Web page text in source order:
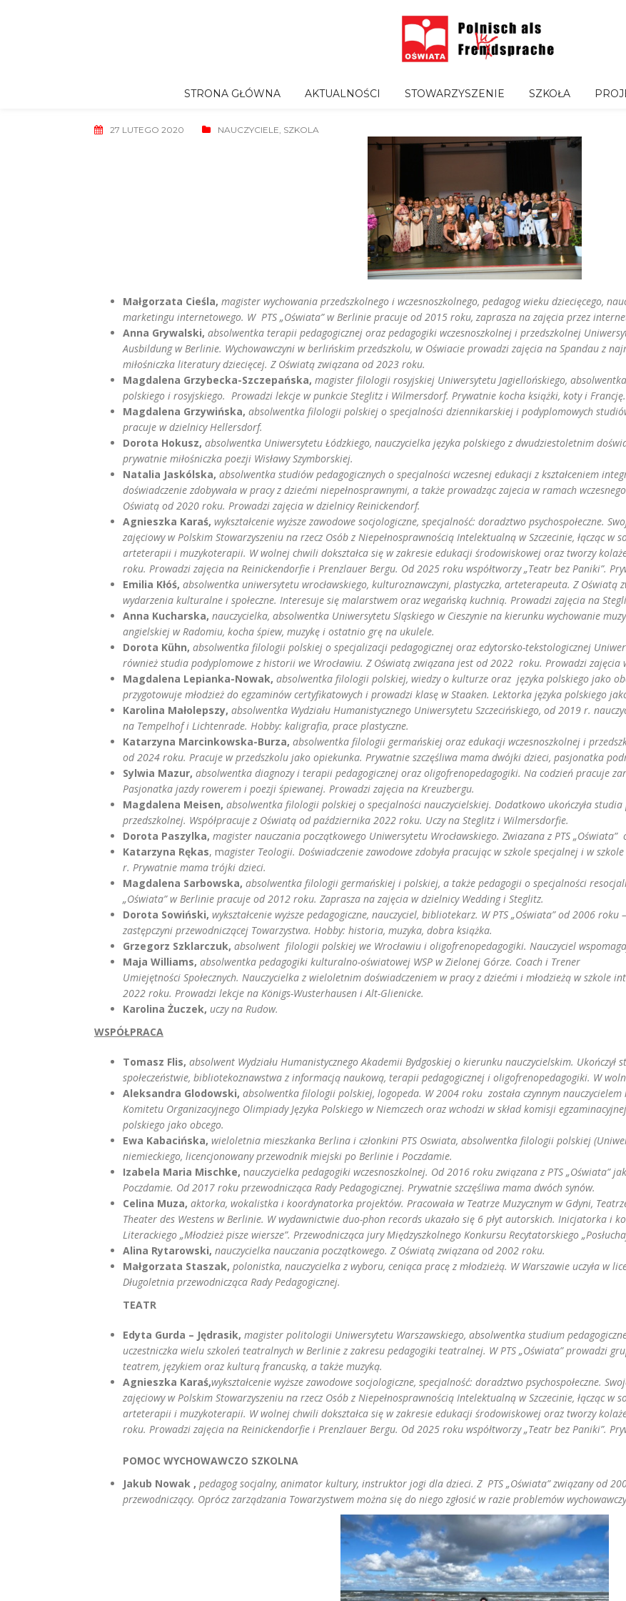
STRONA GŁÓWNA AKTUALNOŚCI STOWARZYSZENIE SZKOŁA
27 LUTEGO 2020 NAUCZYCIELE, SZKOLA
Małgorzata Cieśla, magister wychowania przedszkolnego i wczesnoszkolnego, pedagog wieku dziecięcego,
marketingu internetowego. W PTS „Oświata” w Berlinie pracuje od 2015 roku, zaprasza na zajęcia przez
Anna Grywalski, absolwentka terapii pedagogicznej oraz pedagogiki wczesnoszkolnej i przedszkolnej
Ausbildung w Berlinie. Wychowawczyni w berlińskim przedszkolu, w Oświacie prowadzi zajęcia na Spandau z
miłośniczka literatury dziecięcej. Z Oświatą związana od 2023 roku.
Magdalena Grzybecka-Szczepańska, magister filologii rosyjskiej Uniwersytetu Jagiellońskiego,
polskiego i rosyjskiego. Prowadzi lekcje w punkcie Steglitz i Wilmersdorf. Prywatnie kocha książki, koty i Francję.
Magdalena Grzywińska, absolwentka filologii polskiej o specjalności dziennikarskiej i podyplomowych
pracuje w dzielnicy Hellersdorf.
Dorota Hokusz, absolwentka Uniwersytetu Łódzkiego, nauczycielka języka polskiego z dwudziestoletnim
prywatnie miłośniczka poezji Wisławy Szymborskiej.
Natalia Jaskólska, absolwentka studiów pedagogicznych o specjalności wczesnej edukacji z kształceniem
doświadczenie zdobywała w pracy z dziećmi niepełnosprawnymi, a także prowadząc zajecia w ramach
Oświatą od 2020 roku. Prowadzi zajęcia w dzielnicy Reinickendorf.
Agnieszka Karaś, wykształcenie wyższe zawodowe socjologiczne, specjalność: doradztwo psychospołeczne.
zajęciowy w Polskim Stowarzyszeniu na rzecz Osób z Niepełnosprawnością Intelektualną w Szczecinie, łącząc w
arteterapii i muzykoterapii. W wolnej chwili dokształca się w zakresie edukacji środowiskowej oraz tworzy
roku. Prowadzi zajęcia na Reinickendorfie i Prenzlauer Bergu. Od 2025 roku współtworzy „Teatr bez Paniki”.
Emilia Kłóś, absolwentka uniwersytetu wrocławskiego, kulturoznawczyni, plastyczka, arteterapeuta. Z Oświatą
wydarzenia kulturalne i społeczne. Interesuje się malarstwem oraz wegańską kuchnią. Prowadzi zajęcia na
Anna Kucharska, nauczycielka, absolwentka Uniwersytetu Sląskiego w Cieszynie na kierunku wychowanie
angielskiej w Radomiu, kocha śpiew, muzykę i ostatnio grę na ukulele.
Dorota Kühn, absolwentka filologii polskiej o specjalizacji pedagogicznej oraz edytorsko-tekstologicznej
również studia podyplomowe z historii we Wrocławiu. Z Oświatą związana jest od 2022 roku. Prowadzi zajęcia
Magdalena Lepianka-Nowak, absolwentka filologii polskiej, wiedzy o kulturze oraz języka polskiego jako
przygotowuje młodzież do egzaminów certyfikatowych i prowadzi klasę w Staaken. Lektorka języka polskiego
Karolina Małolepszy, absolwentka Wydziału Humanistycznego Uniwersytetu Szczecińskiego, od 2019 r.
na Tempelhof i Lichtenrade. Hobby: kaligrafia, prace plastyczne.
Katarzyna Marcinkowska-Burza, absolwentka filologii germańskiej oraz edukacji wczesnoszkolnej i
od 2024 roku. Pracuje w przedszkolu jako opiekunka. Prywatnie szczęśliwa mama dwójki dzieci, pasjonatka
Sylwia Mazur, absolwentka diagnozy i terapii pedagogicznej oraz oligofrenopedagogiki. Na codzień pracuje
Pasjonatka jazdy rowerem i poezji śpiewanej. Prowadzi zajęcia na Kreuzbergu.
Magdalena Meisen, absolwentka filologii polskiej o specjalności nauczycielskiej. Dodatkowo ukończyła
przedszkolnej. Współpracuje z Oświatą od października 2022 roku. Uczy na Steglitz i Wilmersdorfie.
Dorota Paszylka, magister nauczania początkowego Uniwersytetu Wrocławskiego. Zwiazana z PTS
Katarzyna Rękas, magister Teologii. Doświadczenie zawodowe zdobyła pracując w szkole specjalnej i w
r. Prywatnie mama trójki dzieci.
Magdalena Sarbowska, absolwentka filologii germańskiej i polskiej, a także pedagogii o specjalności
„Oświata” w Berlinie pracuje od 2012 roku. Zaprasza na zajęcia w dzielnicy Wedding i Steglitz.
Dorota Sowiński, wykształcenie wyższe pedagogiczne, nauczyciel, bibliotekarz. W PTS „Oświata” od 2006
zastępczyni przewodniczącej Towarzystwa. Hobby: historia, muzyka, dobra książka.
Grzegorz Szklarczuk, absolwent filologii polskiej we Wrocławiu i oligofrenopedagogiki. Nauczyciel
Maja Williams, absolwentka pedagogiki kulturalno-oświatowej WSP w Zielonej Górze. Coach i Trener
Umiejętności Społecznych. Nauczycielka z wieloletnim doświadczeniem w pracy z dziećmi i młodzieżą w
2022 roku. Prowadzi lekcje na Königs-Wusterhausen i Alt-Glienicke.
Karolina Żuczek, uczy na Rudow.
WSPÓŁPRACA
Tomasz Flis, absolwent Wydziału Humanistycznego Akademii Bydgoskiej o kierunku nauczycielskim.
społeczeństwie, bibliotekoznawstwa z informacją naukową, terapii pedagogicznej i oligofrenopedagogiki. W
Aleksandra Glodowski, absolwentka filologii polskiej, logopeda. W 2004 roku została czynnym
Komitetu Organizacyjnego Olimpiady Języka Polskiego w Niemczech oraz wchodzi w skład komisji
polskiego jako obcego.
Ewa Kabacińska, wieloletnia mieszkanka Berlina i członkini PTS Oswiata, absolwentka filologii polskiej
niemieckiego, licencjonowany przewodnik miejski po Berlinie i Poczdamie.
Izabela Maria Mischke, nauczycielka pedagogiki wczesnoszkolnej. Od 2016 roku związana z PTS „Oświata”
Poczdamie. Od 2017 roku przewodnicząca Rady Pedagogicznej. Prywatnie szczęśliwa mama dwóch synów.
Celina Muza, aktorka, wokalistka i koordynatorka projektów. Pracowała w Teatrze Muzycznym w Gdyni,
Theater des Westens w Berlinie. W wydawnictwie duo-phon records ukazało się 6 płyt autorskich. Inicjatorka i
Literackiego „Młodzież pisze wiersze”. Przewodnicząca jury Międzyszkolnego Konkursu Recytatorskiego
Alina Rytarowski, nauczycielka nauczania początkowego. Z Oświatą związana od 2002 roku.
Małgorzata Staszak, polonistka, nauczycielka z wyboru, ceniąca pracę z młodzieżą. WWarszawie uczyła w
Długoletnia przewodnicząca Rady Pedagogicznej.
TEATR
Edyta Gurda – Jędrasik, magister politologii Uniwersytetu Warszawskiego, absolwentka studium
uczestniczka wielu szkoleń teatralnych w Berlinie z zakresu pedagogiki teatralnej. W PTS „Oświata” prowadzi
teatrem, językiem oraz kulturą francuską, a także muzyką.
Agnieszka Karaś,wykształcenie wyższe zawodowe socjologiczne, specjalność: doradztwo psychospołeczne.
zajęciowy w Polskim Stowarzyszeniu na rzecz Osób z Niepełnosprawnością Intelektualną w Szczecinie, łącząc w
arteterapii i muzykoterapii. W wolnej chwili dokształca się w zakresie edukacji środowiskowej oraz tworzy
roku. Prowadzi zajęcia na Reinickendorfie i Prenzlauer Bergu. Od 2025 roku współtworzy „Teatr bez Paniki”.
POMOC WYCHOWAWCZO SZKOLNA
Jakub Nowak , pedagog socjalny, animator kultury, instruktor jogi dla dzieci. Z PTS „Oświata” związany od
przewodniczący. Oprócz zarządzania Towarzystwem można się do niego zgłosić w razie problemów